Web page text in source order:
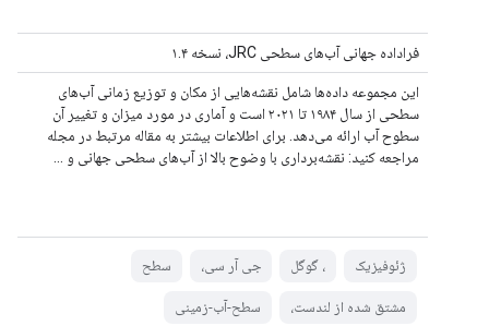
فراداده جهانی آب‌های سطحی JRC، نسخه ۱.۴
این مجموعه داده‌ها شامل نقشه‌هایی از مکان و توزیع زمانی آب‌های
سطحی از سال ۱۹۸۴ تا ۲۰۲۱ است و آماری در مورد میزان و تغییر آن
سطوح آب ارائه می‌دهد. برای اطلاعات بیشتر به مقاله مرتبط در مجله
مراجعه کنید: نقشه‌برداری با وضوح بالا از آب‌های سطحی جهانی و ...
ژئوفیزیک ، گوگل جی آر سی، سطح
مشتق شده از لندست، سطح-آب-زمینی